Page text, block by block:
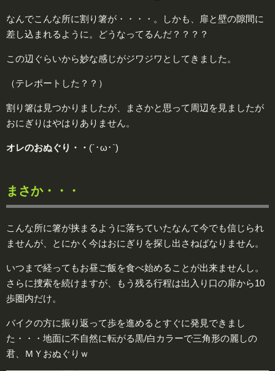
なんでこんな所に割り箸が・・・・。しかも、扉と壁の隙間に
差し込まれるように。どうなってるんだ？？？？
この辺ぐらいから妙な感じがジワジワとしてきました。
（テレポートした？？）
割り箸は見つかりましたが、まさかと思って周辺を見ましたが
おにぎりはやはりありません。
オレのおぬぐり・・ (´･ω･`)
まさか・・・
こんな所に箸が挟まるように落ちていたなんて今でも信じられ
ませんが、とにかく今はおにぎりを探し出さねばなりません。
いつまで経ってもお昼ご飯を食べ始めることが出来ませんし。
さらに捜索を続けますが、もう残る行程は出入り口の扉から10
歩圏内だけ。
バイクの方に振り返って歩を進めるとすぐに発見できまし
た・・・地面に不自然に転がる黒/白カラーで三角形の麗しの
君、
ＭＹおぬぐりｗ